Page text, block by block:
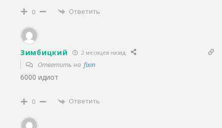
0 Ответить
Зимбицкий 2 месяцев назад
Ответить на fixin
6000 идиот
0 Ответить